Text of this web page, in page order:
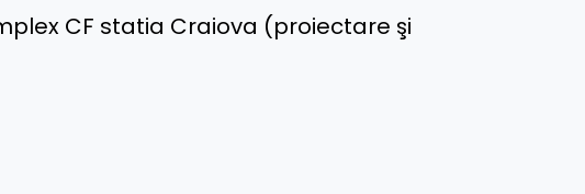
CF statia Craiova (proiectare şi